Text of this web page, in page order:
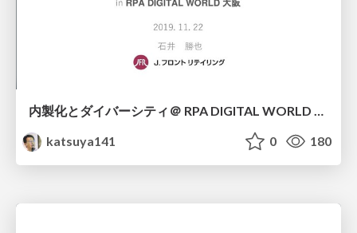
内製化とダイバーシティ＠ RPA DIGITAL WORLD 2019 大阪
katsuya141
0 180